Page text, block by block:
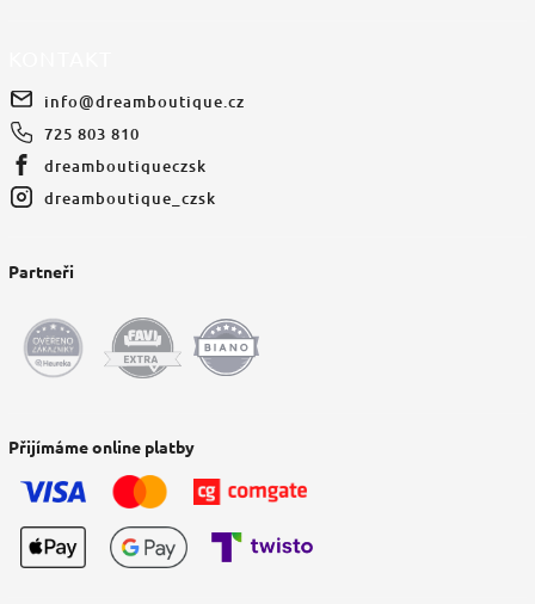
info@dreamboutique.cz
725 803 810
dreamboutiqueczsk
dreamboutique_czsk
Partneři
Přijímáme online platby